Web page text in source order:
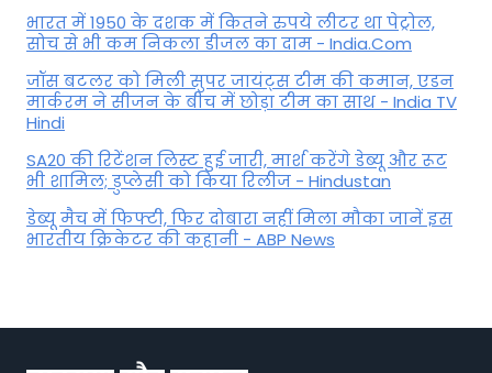
भारत में 1950 के दशक में कितने रुपये लीटर था पेट्रोल,
सोच से भी कम निकला डीजल का दाम - India.Com
जॉस बटलर को मिली सुपर जायंट्स टीम की कमान, एडन
मार्करम ने सीजन के बीच में छोड़ा टीम का साथ - India TV
Hindi
SA20 की रिटेंशन लिस्ट हुई जारी, मार्श करेंगे डेब्यू और रूट
भी शामिल; डुप्लेसी को किया रिलीज - Hindustan
डेब्यू मैच में फिफ्टी, फिर दोबारा नहीं मिला मौका जानें इस
भारतीय क्रिकेटर की कहानी - ABP News